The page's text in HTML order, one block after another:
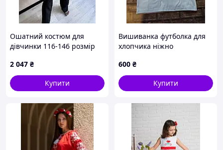
Ошатний костюм для
дівчинки 116-146 розмір
2 047 ₴
Купити
Вишиванка футболка для
хлопчика ніжно
коротким рукавом
600 ₴
Купити